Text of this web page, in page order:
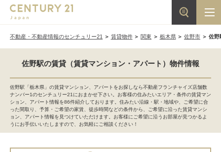
不動産・不動産情報のセンチュリー21 賃貸物件 関東 栃木県 佐野市 佐野
佐野駅の賃貸（賃貸マンション・アパート）物件情報
佐野駅「栃木県」の賃貸マンション、アパートをお探しなら不動産フランチャイズ店舗数
ナンバー1のセンチュリー21におまかせ下さい。お客様の住みたいエリア・条件の賃貸マン
ション、アパート情報を86件紹介しております。住みたい沿線・駅・地域や、ご希望に合
った間取り、予算・ご希望の家賃、徒歩時間などの条件から、ご希望に沿った賃貸マンシ
ョン、アパート情報を見つけていただけます。お客様にご希望に沿うお部屋が見つかるよ
うにお手伝いいたしますので、お気軽にご相談ください！